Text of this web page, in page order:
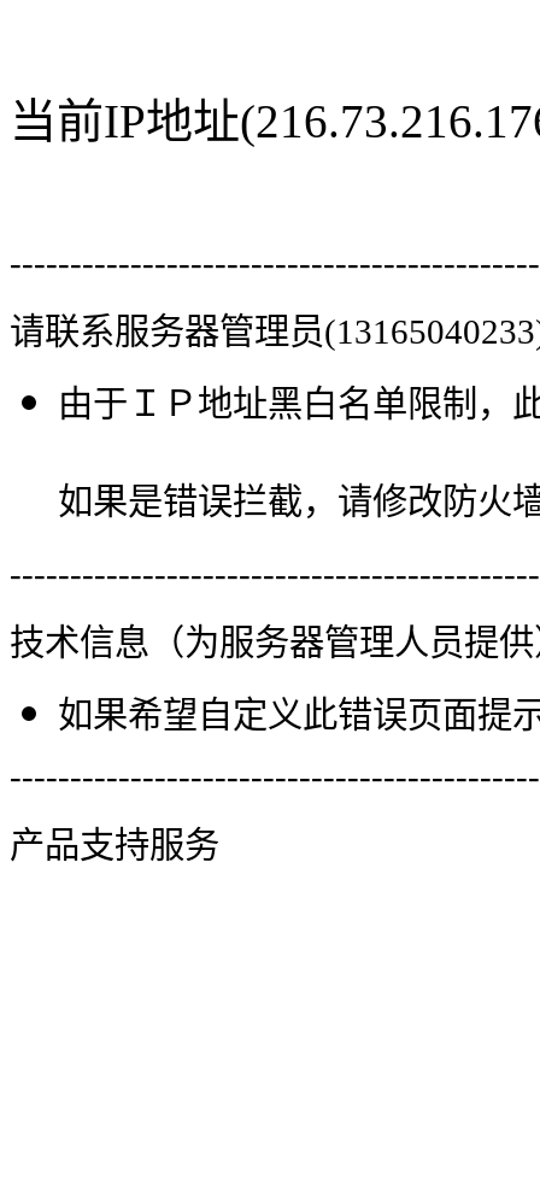
当前IP地址
请联系服务器管理员
由于ＩＰ地址黑白名单限制，
如果是错误拦截，请修改防火
技术信息（为服务器管理人员提
如果希望自定义此错误页面提
产品支持服务